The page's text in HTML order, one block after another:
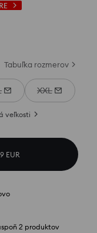
Tabuľka rozmerov
XXL
veľkosti
EUR
2 produktov